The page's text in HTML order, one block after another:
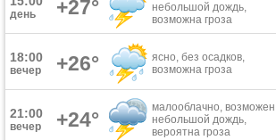
день +27°
небольшой дождь,
возможна гроза
18:00
вечер +26°
ясно, без осадков,
возможна гроза
21:00
вечер +24°
малооблачно, возможен
небольшой дождь,
вероятна гроза